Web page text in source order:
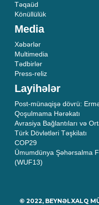
Təqaüd
Könüllülük
Media
Xəbərlər
Multimedia
Tədbirlər
Press-reliz
Layihələr
Post-münaqişə dövrü:
Qoşulmama Hərəkatı
Avrasiya Bağlantıları və
Türk Dövlətləri Təşkilatı
COP29
Ümumdünya Şəhərsalma
(WUF13)
© 2022, BEYNƏLXALQ